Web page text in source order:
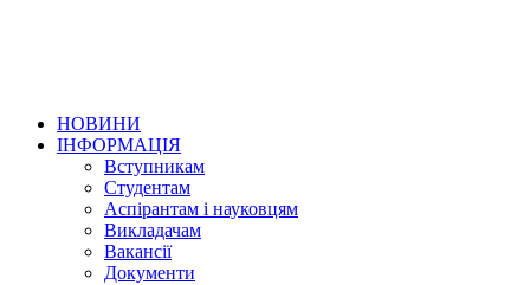
НОВИНИ
ІНФОРМАЦІЯ
Вступникам
Студентам
Аспірантам і науковцям
Викладачам
Вакансії
Документи